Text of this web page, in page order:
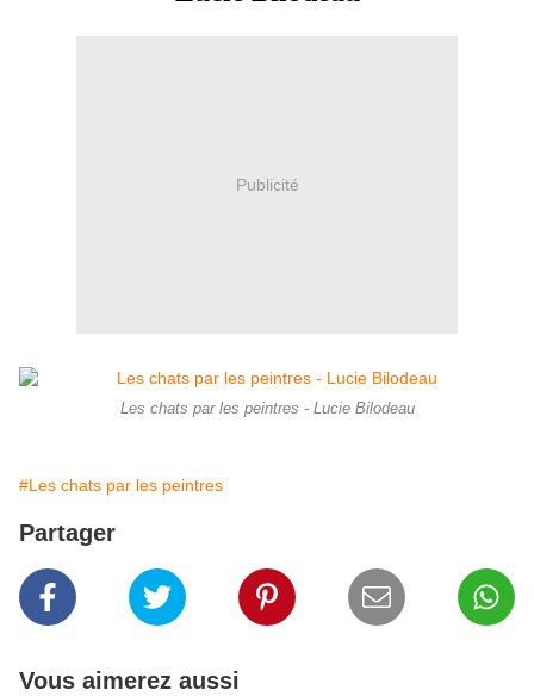
Publicité
Les chats par les peintres - Lucie Bilodeau
#Les chats par les peintres
Partager
Vous aimerez aussi